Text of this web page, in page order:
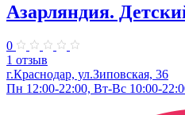
Азарляндия.
0
1 отзыв
г.Краснодар, ул.Зиповская, 36
Пн 12:00-22:00, Вт-Вс 10:00-